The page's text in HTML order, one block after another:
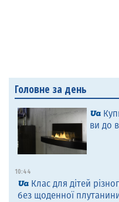
Головне за день
ви до
10:44
Клас для дітей
без щоденної